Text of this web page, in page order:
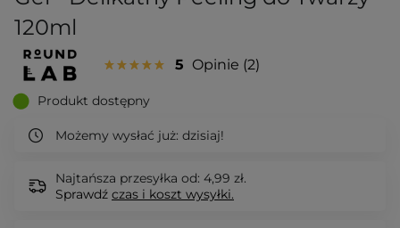
120ml
5 Opinie 2
Produkt dostępny
Możemy wysłać już: dzisiaj!
Najtańsza przesyłka od: 4,99 zł.
Sprawdź czas i koszt wysyłki.